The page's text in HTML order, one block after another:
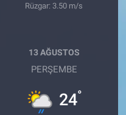
Rüzgar: 3.50 m/s
13 AĞUSTOS
PERŞEMBE
24°